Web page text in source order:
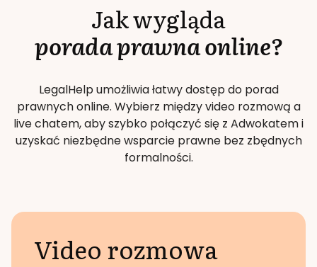
Jak wygląda
porada prawna online?
LegalHelp umożliwia łatwy dostęp do porad
prawnych online. Wybierz między video rozmową a
live chatem, aby szybko połączyć się z Adwokatem i
uzyskać niezbędne wsparcie prawne bez zbędnych
formalności.
Video rozmowa